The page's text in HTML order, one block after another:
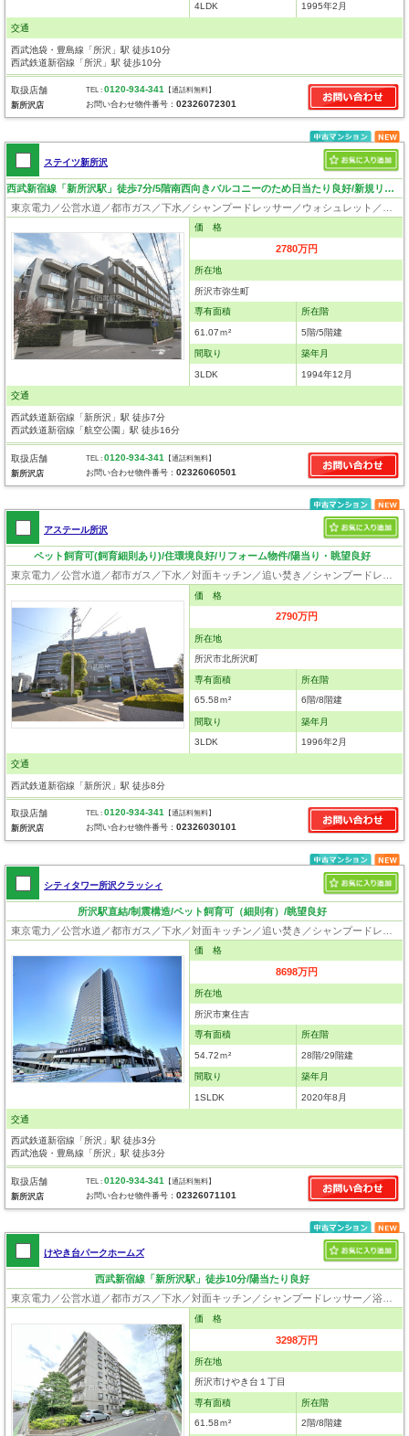
4LDK 1995年2月
交通
西武池袋・豊島線「所沢」駅 徒歩10分
西武鉄道新宿線「所沢」駅 徒歩10分
取扱店舗
新所沢店
TEL :0120-934-341 【通話料無料】
お問い合わせ物件番号：02326072301
ステイツ新所沢
西武新宿線「新所沢駅」徒歩7分/5階南西向きバルコニーのため日当たり良好/新規リフォーム物件
価 格
2780万円
所在地
所沢市弥生町
専有面積
61.07ｍ²
所在階
5階/5階建
間取り
3LDK
築年月
1994年12月
交通
西武鉄道新宿線「新所沢」駅 徒歩7分
西武鉄道新宿線「航空公園」駅 徒歩16分
取扱店舗
新所沢店
TEL :0120-934-341 【通話料無料】
お問い合わせ物件番号：02326060501
アステール所沢
ペット飼育可(飼育細則あり)/住環境良好/リフォーム物件/陽当り・眺望良好
価 格
2790万円
所在地
所沢市北所沢町
専有面積
65.58ｍ²
所在階
6階/8階建
間取り
3LDK
築年月
1996年2月
交通
西武鉄道新宿線「新所沢」駅 徒歩8分
取扱店舗
新所沢店
TEL :0120-934-341 【通話料無料】
お問い合わせ物件番号：02326030101
シティタワー所沢クラッシィ
所沢駅直結/制震構造/ペット飼育可（細則有）/眺望良好
価 格
8698万円
所在地
所沢市東住吉
専有面積
54.72ｍ²
所在階
28階/29階建
間取り
1SLDK
築年月
2020年8月
交通
西武鉄道新宿線「所沢」駅 徒歩3分
西武池袋・豊島線「所沢」駅 徒歩3分
取扱店舗
新所沢店
TEL :0120-934-341 【通話料無料】
お問い合わせ物件番号：02326071101
けやき台パークホームズ
西武新宿線「新所沢駅」徒歩10分/陽当たり良好
価 格
3298万円
所在地
所沢市けやき台１丁目
専有面積
61.58ｍ²
所在階
2階/8階建